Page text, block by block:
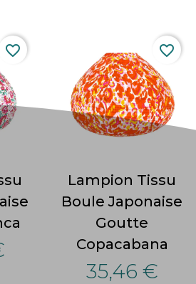
favorite_border
Lampion Tissu
Boule Japonaise
Goutte
Copacabana
35,46 €
favorite_border